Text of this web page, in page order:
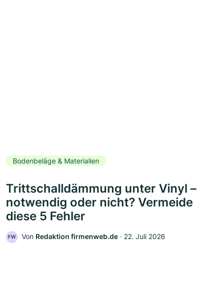
Bodenbeläge & Materialien
Trittschalldämmung unter Vinyl –
notwendig oder nicht? Vermeide
diese 5 Fehler
FW Von Redaktion firmenweb.de ‧ 22. Juli 2026